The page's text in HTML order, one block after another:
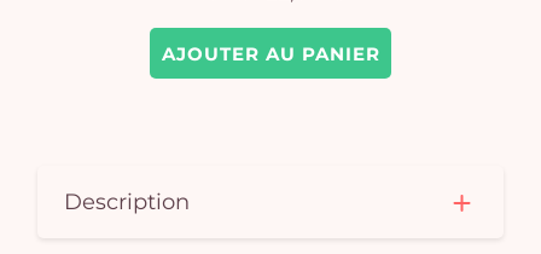
AJOUTER AU PANIER
Description